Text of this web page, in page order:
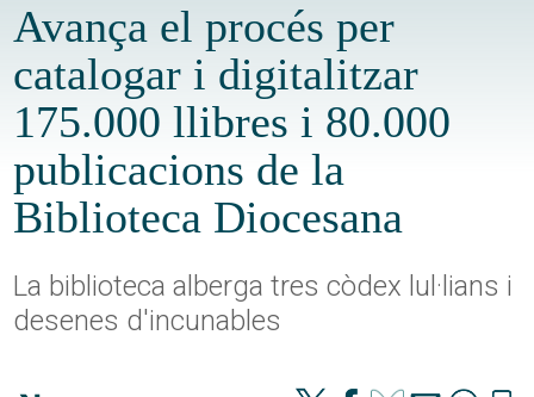
Avança el procés per
catalogar i digitalitzar
175.000 llibres i 80.000
publicacions de la
Biblioteca Diocesana
La biblioteca alberga tres còdex lul·lians i
desenes d'incunables